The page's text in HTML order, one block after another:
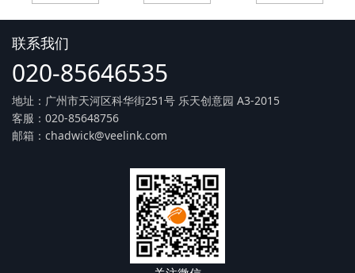
联系我们
020-85646535
地址：广州市天河区科华街251号 乐天创意园 A3-2015
客服：020-85648756
邮箱：chadwick@veelink.com